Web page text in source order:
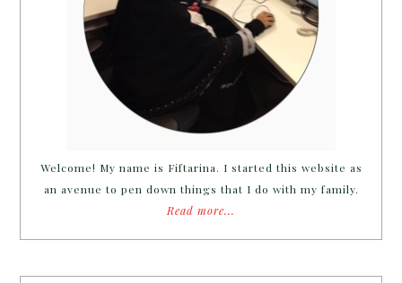
Welcome! My name is Fiftarina. I started this website as
an avenue to pen down things that I do with my family.
Read more...